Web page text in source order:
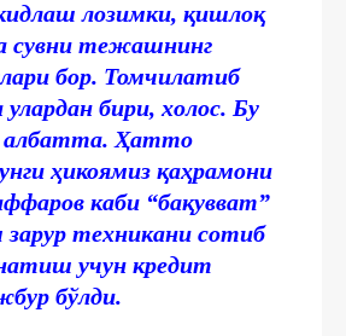
лозимки, қишлоқ
сувни тежашнинг
бор. Томчилатиб
улардан бири, холос. Бу
албатта. Ҳатто
ҳикоямиз қаҳрамони
каби “бақувват”
техникани сотиб
учун кредит
бўлди.